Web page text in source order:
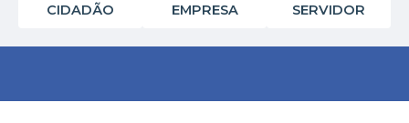
CIDADÃO EMPRESA SERVIDOR